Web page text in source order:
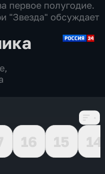
первое полугодие.
"Звезда" обсуждает
,
16 15
14